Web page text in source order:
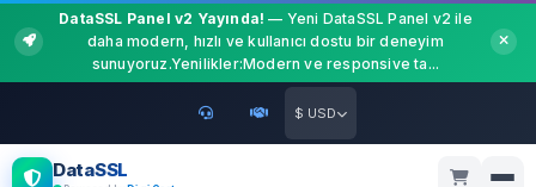
DataSSL Panel v2 Yayında! — Yeni DataSSL Panel v2 ile
daha modern, hızlı ve kullanıcı dostu bir deneyim
sunuyoruz.Yenilikler:Modern ve responsive ta...
$ USD
DataSSL